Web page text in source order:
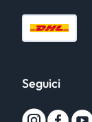
Seguici